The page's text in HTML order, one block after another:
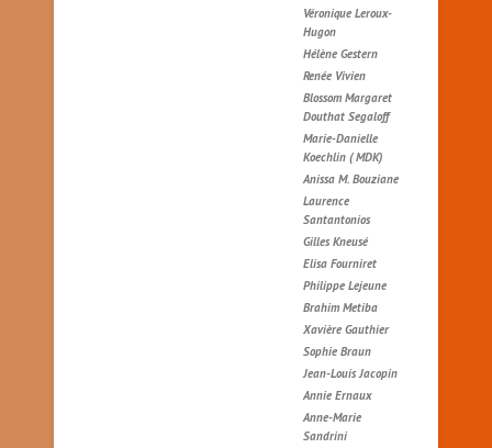
Véronique Leroux-
Hugon
Hélène Gestern
Renée Vivien
Blossom Margaret
Douthat Segaloff
Marie-Danielle
Koechlin ( MDK)
Anissa M. Bouziane
Laurence
Santantonios
Gilles Kneusé
Elisa Fourniret
Philippe Lejeune
Brahim Metiba
Xavière Gauthier
Sophie Braun
Jean-Louis Jacopin
Annie Ernaux
Anne-Marie
Sandrini